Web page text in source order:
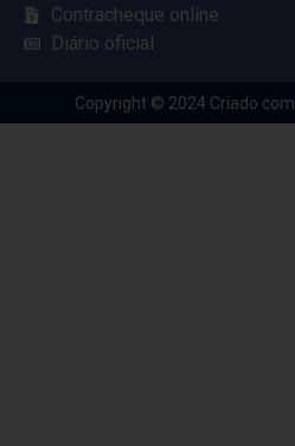
Contracheque online
Diário oficial
Copyright © 2024 Criado com